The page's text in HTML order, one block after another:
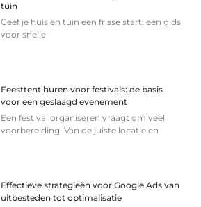
tuin
Geef je huis en tuin een frisse start: een gids
voor snelle
Feesttent huren voor festivals: de basis
voor een geslaagd evenement
Een festival organiseren vraagt om veel
voorbereiding. Van de juiste locatie en
Effectieve strategieën voor Google Ads van
uitbesteden tot optimalisatie